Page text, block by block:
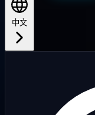
中文